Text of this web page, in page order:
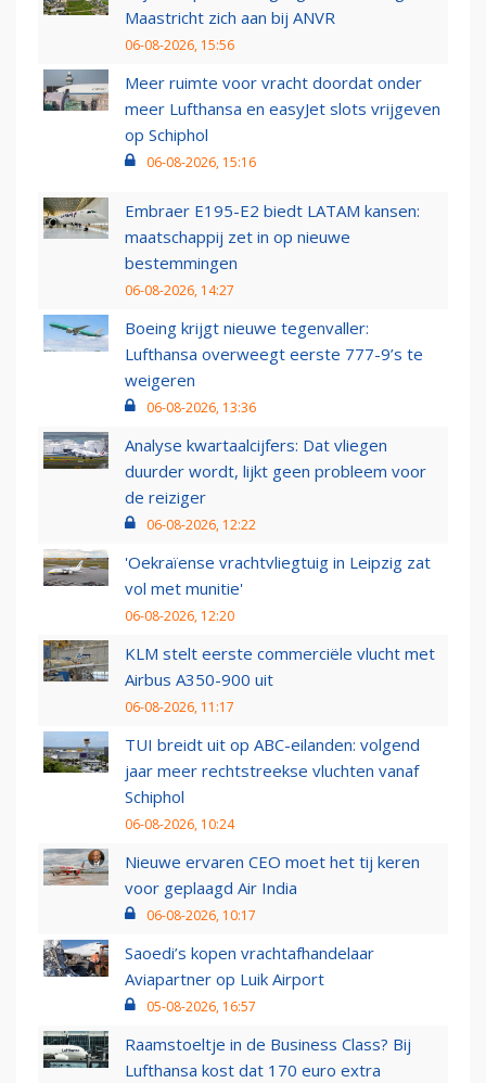
Maastricht zich aan bij ANVR
06-08-2026, 15:56
Meer ruimte voor vracht doordat onder
meer Lufthansa en easyJet slots vrijgeven
op Schiphol
06-08-2026, 15:16
Embraer E195-E2 biedt LATAM kansen:
maatschappij zet in op nieuwe
bestemmingen
06-08-2026, 14:27
Boeing krijgt nieuwe tegenvaller:
Lufthansa overweegt eerste 777-9’s te
weigeren
06-08-2026, 13:36
Analyse kwartaalcijfers: Dat vliegen
duurder wordt, lijkt geen probleem voor
de reiziger
06-08-2026, 12:22
'Oekraïense vrachtvliegtuig in Leipzig zat
vol met munitie'
06-08-2026, 12:20
KLM stelt eerste commerciële vlucht met
Airbus A350-900 uit
06-08-2026, 11:17
TUI breidt uit op ABC-eilanden: volgend
jaar meer rechtstreekse vluchten vanaf
Schiphol
06-08-2026, 10:24
Nieuwe ervaren CEO moet het tij keren
voor geplaagd Air India
06-08-2026, 10:17
Saoedi’s kopen vrachtafhandelaar
Aviapartner op Luik Airport
05-08-2026, 16:57
Raamstoeltje in de Business Class? Bij
Lufthansa kost dat 170 euro extra